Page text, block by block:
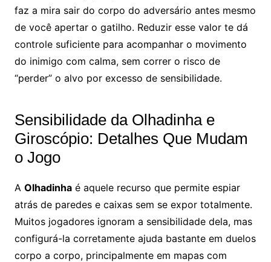
faz a mira sair do corpo do adversário antes mesmo
de você apertar o gatilho. Reduzir esse valor te dá
controle suficiente para acompanhar o movimento
do inimigo com calma, sem correr o risco de
“perder” o alvo por excesso de sensibilidade.
Sensibilidade da Olhadinha e
Giroscópio: Detalhes Que Mudam
o Jogo
A Olhadinhaé aquele recurso que permite espiar
atrás de paredes e caixas sem se expor totalmente.
Muitos jogadores ignoram a sensibilidade dela, mas
configurá-la corretamente ajuda bastante em duelos
corpo a corpo, principalmente em mapas com